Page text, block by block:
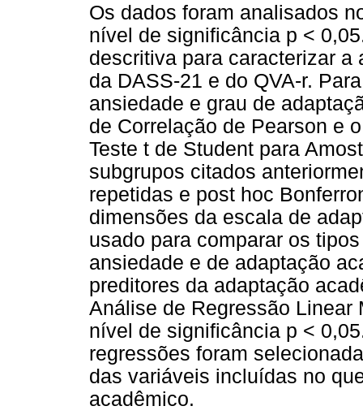
Os dados foram analisados
nível de significância p <
descritiva para caracterizar
da DASS-21 e do QVA-r.
ansiedade e grau de
de Correlação de Pearson e
Teste t de Student para
subgrupos citados
repetidas e post hoc
dimensões da escala de
usado para comparar os
ansiedade e de adaptação
preditores da adaptação
Análise de Regressão Linear
nível de significância p <
regressões foram
das variáveis incluídas no
acadêmico.